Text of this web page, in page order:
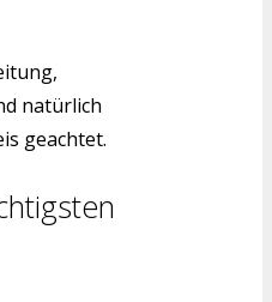
natürlich
geachtet.